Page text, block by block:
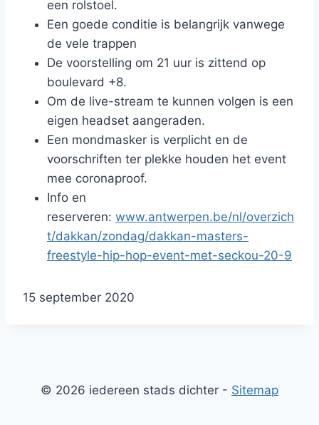
een rolstoel.
Een goede conditie is belangrijk vanwege
de vele trappen
De voorstelling om 21 uur is zittend op
boulevard +8.
Om de live-stream te kunnen volgen is een
eigen headset aangeraden.
Een mondmasker is verplicht en de
voorschriften ter plekke houden het event
mee coronaproof.
Info en
reserveren: www.antwerpen.be/nl/overzich
t/dakkan/zondag/dakkan-masters-
freestyle-hip-hop-event-met-seckou-20-9
15 september 2020
l
© 2026 iedereen stads dichter - Sitemap